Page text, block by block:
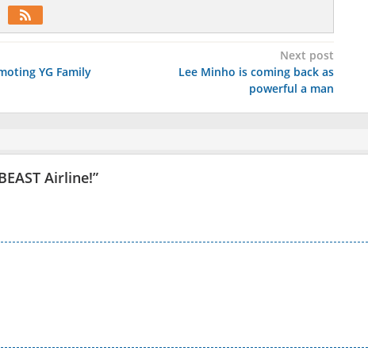
YG Family
Next post
Lee Minho is coming back as
powerful a man
Airline!”